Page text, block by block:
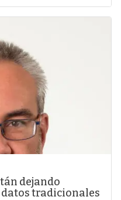
dejando
datos tradicionales